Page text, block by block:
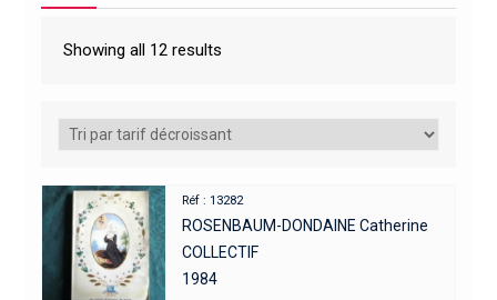
Showing all 12 results
Réf : 13282
ROSENBAUM-DONDAINE Catherine
COLLECTIF
1984